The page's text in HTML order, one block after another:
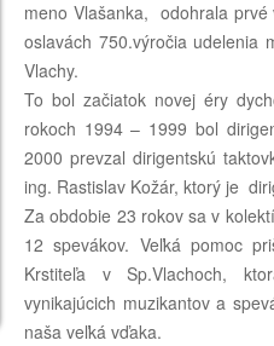
meno Vlašanka, odohrala
oslavách 750.výročia udelenia
Vlachy.
To bol začiatok novej éry
rokoch 1994 – 1999 bol
2000 prevzal dirigentskú
ing. Rastislav Kožár, ktorý je
Za obdobie 23 rokov sa v
12 spevákov. Veľká pomoc
Krstiteľa v Sp.Vlachoch,
vynikajúcich muzikantov a
naša veľká vďaka.